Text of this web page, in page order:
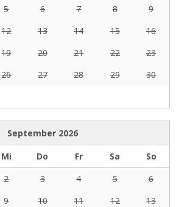
5 6 7 8
9
12 13 14 15
16
19 20 21 22
23
26 27 28 29
30
September 2026
Mi Do Fr Sa
So
2 3 4 5
6
9 10 11 12
13